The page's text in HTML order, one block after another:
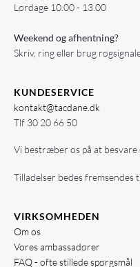
Lørdage 10.00 - 13.00
Weekend og afhentning?
Skriv, ring eller brug
KUNDESERVICE
kontakt@tacdane.dk
Tlf 30 20 66 50
Vi bestræber os på at
Tilladelser bedes fremsendes
VIRKSOMHEDEN
Om os
Vores ambassadører
FAQ - ofte stillede spørgsmål